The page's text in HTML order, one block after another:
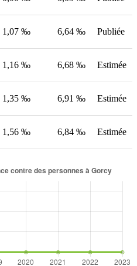
1,07 ‰ 6,64 ‰ Publiée
1,16 ‰ 6,68 ‰ Estimée
1,35 ‰ 6,91 ‰ Estimée
1,56 ‰ 6,84 ‰ Estimée